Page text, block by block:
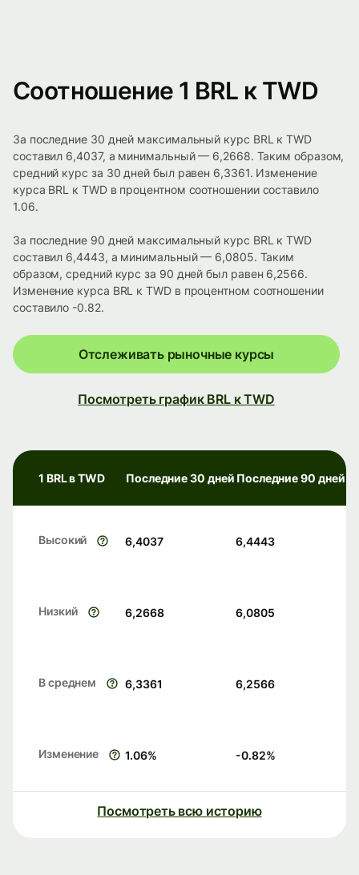
Соотношение 1 BRL к TWD
За последние 30 дней максимальный курс BRL к TWD
составил 6,4037, а минимальный — 6,2668. Таким образом,
средний курс за 30 дней был равен 6,3361. Изменение
курса BRL к TWD в процентном соотношении составило
1.06.
За последние 90 дней максимальный курс BRL к TWD
составил 6,4443, а минимальный — 6,0805. Таким
образом, средний курс за 90 дней был равен 6,2566.
Изменение курса BRL к TWD в процентном соотношении
составило -0.82.
Отслеживать рыночные курсы
Посмотреть график BRL к TWD
1 BRL в TWD Последние 30 дней Последние 90 дней
Высокий 6,4037 6,4443
Низкий 6,2668 6,0805
В среднем 6,3361 6,2566
Изменение 1.06% -0.82%
Посмотреть всю историю